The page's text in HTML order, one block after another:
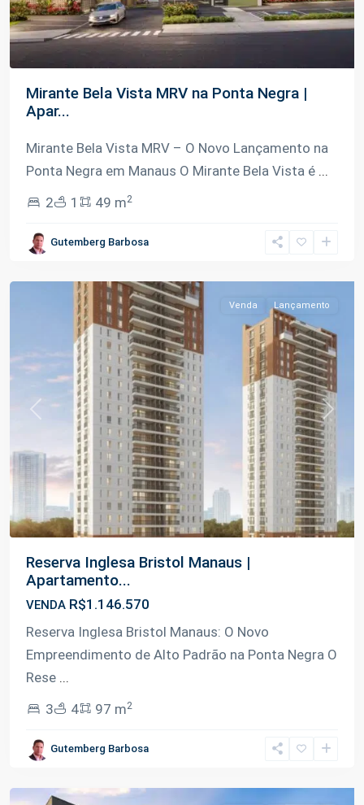
Mirante Bela Vista MRV na Ponta Negra |
Apar...
Mirante Bela Vista MRV – O Novo Lançamento na
Ponta Negra em Manaus O Mirante Bela Vista é ...
2
1 49 m2
Gutemberg Barbosa
Negra,
Previous Next
Venda Lançamento
Reserva Inglesa Bristol Manaus |
Apartamento...
VENDA R$1.146.570
Reserva Inglesa Bristol Manaus: O Novo
Empreendimento de Alto Padrão na Ponta Negra O
Rese ...
3
4 97 m2
Gutemberg Barbosa
Tarumã,